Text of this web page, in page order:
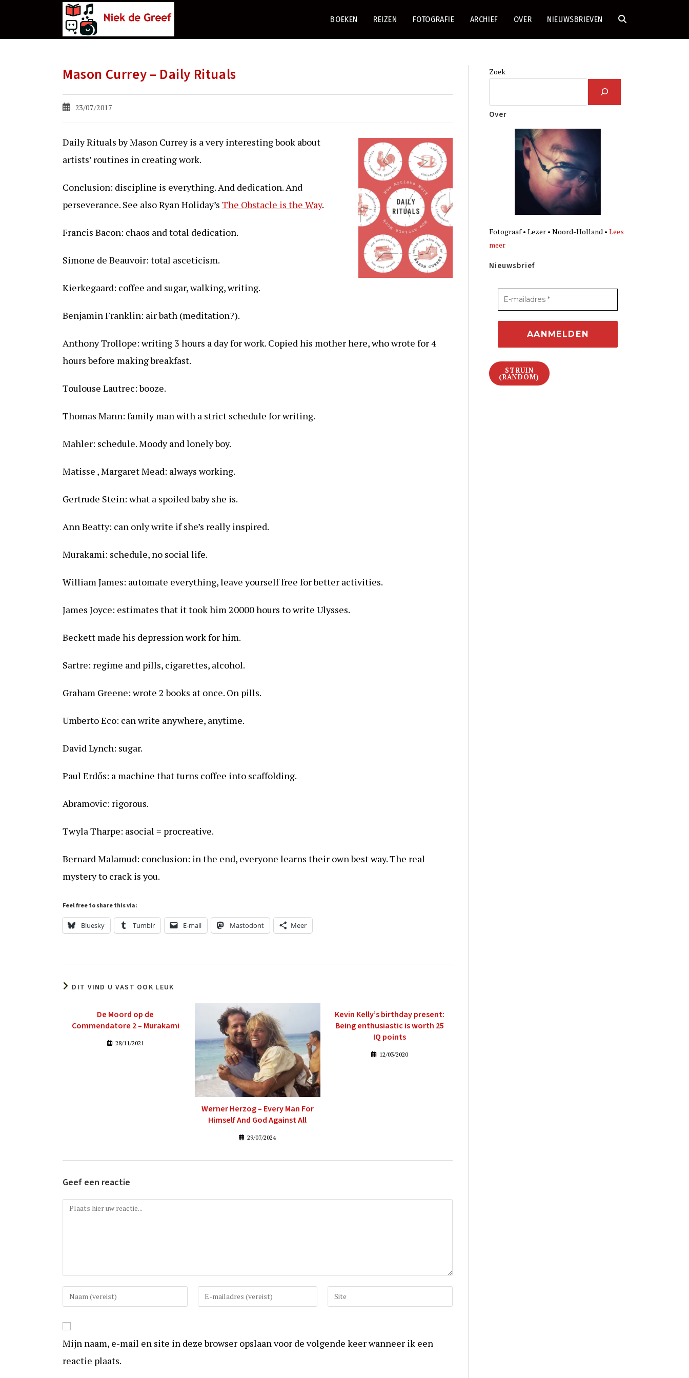
BOEKEN REIZEN FOTOGRAFIE ARCHIEF OVER NIEUWSBRIEVEN TOGGLE
Mason Currey – Daily Rituals
Bericht23/07/2017
Daily Rituals by Mason Currey is a very interesting book about
artists’ routines in creating work.
Conclusion: discipline is everything. And dedication. And
perseverance. See also Ryan Holiday’s The Obstacle is the Way.
Francis Bacon: chaos and total dedication.
Simone de Beauvoir: total asceticism.
Kierkegaard: coffee and sugar, walking, writing.
Benjamin Franklin: air bath (meditation?).
Anthony Trollope: writing 3 hours a day for work. Copied his mother here, who wrote for 4
hours before making breakfast.
Toulouse Lautrec: booze.
Thomas Mann: family man with a strict schedule for writing.
Mahler: schedule. Moody and lonely boy.
Matisse , Margaret Mead: always working.
Gertrude Stein: what a spoiled baby she is.
Ann Beatty: can only write if she’s really inspired.
Murakami: schedule, no social life.
William James: automate everything, leave yourself free for better activities.
James Joyce: estimates that it took him 20000 hours to write Ulysses.
Beckett made his depression work for him.
Sartre: regime and pills, cigarettes, alcohol.
Graham Greene: wrote 2 books at once. On pills.
Umberto Eco: can write anywhere, anytime.
David Lynch: sugar.
Paul Erdős: a machine that turns coffee into scaffolding.
Abramovic: rigorous.
Twyla Tharpe: asocial = procreative.
Bernard Malamud: conclusion: in the end, everyone learns their own best way. The real
mystery to crack is you.
Feel free to share this via:
Bluesky Tumblr E-mail Mastodont Meer
DIT VIND U VAST OOK LEUK
De Moord op de
Commendatore 2 – Murakami
28/11/2021
Werner Herzog – Every Man For
Himself And God Against All
29/07/2024
Kevin Kelly’s birthday present:
Being enthusiastic is worth 25
IQ points
12/03/2020
Geef een reactie
Reactie
Vul
uw
in
om
te
Vul
uw
in
Vul
uw
in
Mijn naam, e-mail en site in deze browser opslaan voor de volgende keer wanneer ik een
reactie plaats.
Zoek
Over
Fotograaf • Lezer • Noord-Holland • Lees
meer
Nieuwsbrief
STRUIN
(RANDOM)